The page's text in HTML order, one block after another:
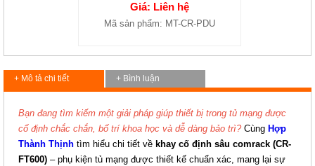
Giá: Liên hệ
Mã sản phẩm: MT-CR-PDU
+ Mô tả chi tiết + Bình luận
Bạn đang tìm kiếm một giải pháp giúp thiết bị trong tủ mạng được
cố định chắc chắn, bố trí khoa học và dễ dàng bảo trì? Cùng Hợp
Thành Thịnh tìm hiểu chi tiết về khay cố định sâu comrack (CR-
FT600) – phụ kiện tủ mạng được thiết kế chuẩn xác, mang lại sự